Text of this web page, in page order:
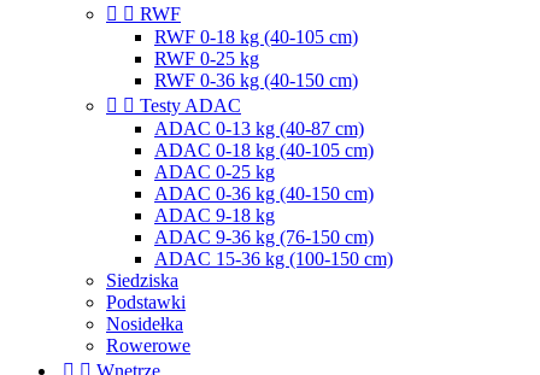
  RWF
RWF 0-18 kg (40-105 cm)
RWF 0-25 kg
RWF 0-36 kg (40-150 cm)
  Testy ADAC
ADAC 0-13 kg (40-87 cm)
ADAC 0-18 kg (40-105 cm)
ADAC 0-25 kg
ADAC 0-36 kg (40-150 cm)
ADAC 9-18 kg
ADAC 9-36 kg (76-150 cm)
ADAC 15-36 kg (100-150 cm)
Siedziska
Podstawki
Nosidełka
Rowerowe
  Wnętrze